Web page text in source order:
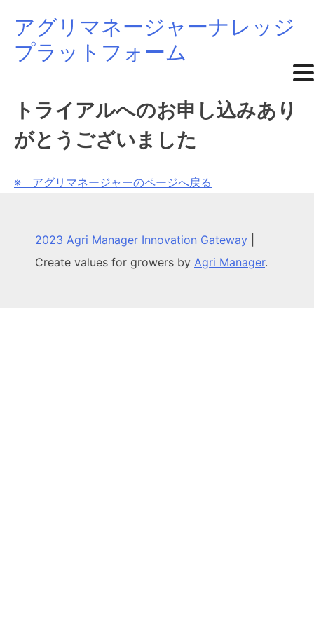
Skipアグリマネージャーナレッジ
プラットフォーム
トライアルへのお申し込みあり
がとうございました
※ アグリマネージャーのページへ戻る
2023 Agri Manager Innovation Gateway
Create values for growers by Agri Manager.